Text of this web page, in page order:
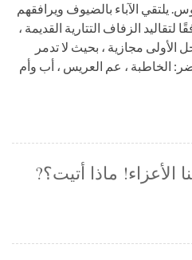
يلتقي الآباء بالضيوف ويرافقهم
الزفاف التتارية القديمة ،
الأولى مجازية ، بحيث لا تدمر
الخاطبة ، عم العريس ، أب وأم
الأعزاء! ماذا أتيت؟?